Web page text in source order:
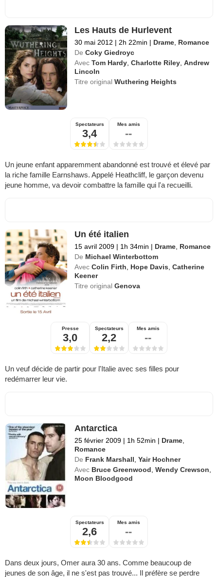
Les Hauts de Hurlevent
30 mai 2012 | 2h 22min | Drame, Romance
De Coky Giedroyc
Avec Tom Hardy,Charlotte Riley,Andrew
Lincoln
Titre originalWuthering Heights
Spectateurs
3,4
Mes amis
--
Un jeune enfant apparemment abandonné est trouvé et élevé par
la riche famille Earnshaws. Appelé Heathcliff, le garçon devenu
jeune homme, va devoir combattre la famille qui l'a recueilli.
Un été italien
15 avril 2009 | 1h 34min | Drame, Romance
De Michael Winterbottom
Avec Colin Firth, Hope Davis,Catherine
Keener
Titre originalGenova
Presse
3,0
Spectateurs
2,2
Mes amis
--
Un veuf décide de partir pour l'Italie avec ses filles pour
redémarrer leur vie.
Antarctica
25 février 2009 | 1h 52min | Drame,
Romance
De Frank Marshall,Yair Hochner
Avec Bruce Greenwood,Wendy Crewson,
Moon Bloodgood
Spectateurs
2,6
Mes amis
--
Dans deux jours, Omer aura 30 ans. Comme beaucoup de
jeunes de son âge, il ne s'est pas trouvé... Il préfère se perdre